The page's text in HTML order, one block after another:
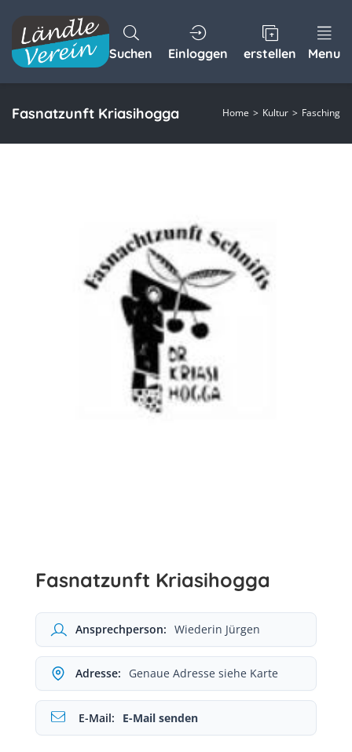
Suchen Einloggen erstellen Menu
Fasnatzunft Kriasihogga Home Kultur Fasching
Fasnatzunft Kriasihogga
Ansprechperson: Wiederin Jürgen
Adresse: Genaue Adresse siehe Karte
E-Mail: E-Mail senden